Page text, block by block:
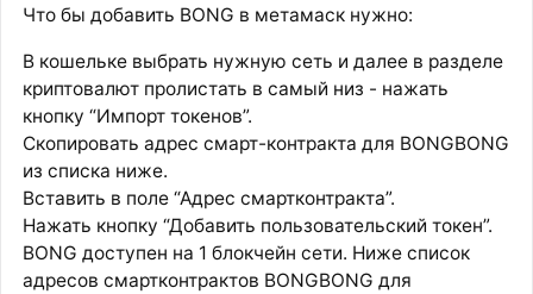
Что бы добавить BONG в метамаск нужно:
В кошельке выбрать нужную сеть и далее в разделе
криптовалют пролистать в самый низ - нажать
кнопку “Импорт токенов”.
Скопировать адрес смарт-контракта для BONGBONG
из списка ниже.
Вставить в поле “Адрес смартконтракта”.
Нажать кнопку “Добавить пользовательский токен”.
BONG доступен на 1 блокчейн сети. Ниже список
адресов смартконтрактов BONGBONG для